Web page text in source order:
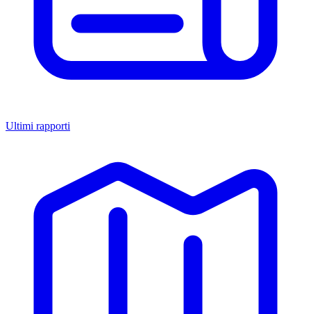
Ultimi rapporti